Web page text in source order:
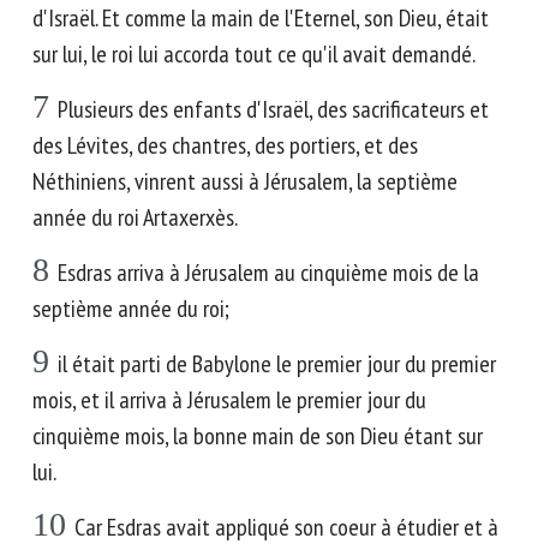
d'Israël. Et comme la main de l'Eternel, son Dieu, était
sur lui, le roi lui accorda tout ce qu'il avait demandé.
7 Plusieurs des enfants d'Israël, des sacrificateurs et
des Lévites, des chantres, des portiers, et des
Néthiniens, vinrent aussi à Jérusalem, la septième
année du roi Artaxerxès.
8 Esdras arriva à Jérusalem au cinquième mois de la
septième année du roi;
9 il était parti de Babylone le premier jour du premier
mois, et il arriva à Jérusalem le premier jour du
cinquième mois, la bonne main de son Dieu étant sur
lui.
10 Car Esdras avait appliqué son coeur à étudier et à